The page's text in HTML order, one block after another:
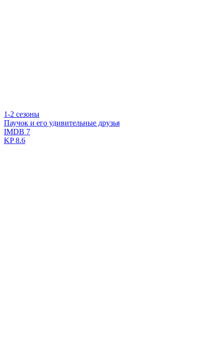
1-2 сезоны
Паучок и его удивительные друзья
IMDB 7
KP8.6